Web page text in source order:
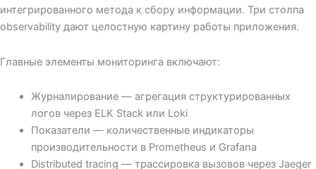
интегрированного метода к сбору информации. Три столпа
observability дают целостную картину работы приложения.
Главные элементы мониторинга включают:
Журналирование — агрегация структурированных
логов через ELK Stack или Loki
Показатели — количественные индикаторы
производительности в Prometheus и Grafana
Distributed tracing — трассировка вызовов через Jaeger